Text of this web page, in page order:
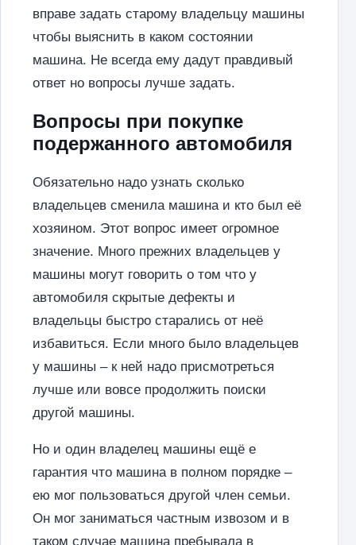
вправе задать старому владельцу машины
чтобы выяснить в каком состоянии
машина. Не всегда ему дадут правдивый
ответ но вопросы лучше задать.
Вопросы при покупке
подержанного автомобиля
Обязательно надо узнать сколько
владельцев сменила машина и кто был её
хозяином. Этот вопрос имеет огромное
значение. Много прежних владельцев у
машины могут говорить о том что у
автомобиля скрытые дефекты и
владельцы быстро старались от неё
избавиться. Если много было владельцев
у машины – к ней надо присмотреться
лучше или вовсе продолжить поиски
другой машины.
Но и один владелец машины ещё е
гарантия что машина в полном порядке –
ею мог пользоваться другой член семьи.
Он мог заниматься частным извозом и в
таком случае машина пребывала в